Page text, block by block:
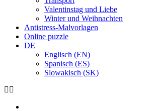
Valentinstag und Liebe
Winter und Weihnachten
Antistress-Malvorlagen
Online puzzle
DE
Englisch (EN)
Spanisch (ES)
Slowakisch (SK)